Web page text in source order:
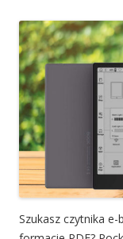
Szukasz czytnika